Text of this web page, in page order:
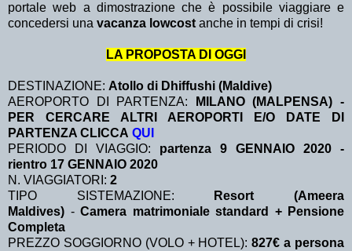
portale web a dimostrazione che è possibile viaggiare e
concedersi una vacanza lowcost anche in tempi di crisi!
LA PROPOSTA DI OGGI
DESTINAZIONE: Atollo di Dhiffushi (Maldive)
AEROPORTO DI PARTENZA:
MILANO (MALPENSA) -
PER CERCARE ALTRI AEROPORTI E/O DATE DI
PARTENZA CLICCA QUI
PERIODO DI VIAGGIO: partenza 9 GENNAIO 2020 -
rientro 17 GENNAIO 2020
N. VIAGGIATORI: 2
TIPO SISTEMAZIONE:
Resort (Ameera
Maldives) - Camera matrimoniale standard + Pensione
Completa
PREZZO SOGGIORNO (VOLO + HOTEL):827€ a persona